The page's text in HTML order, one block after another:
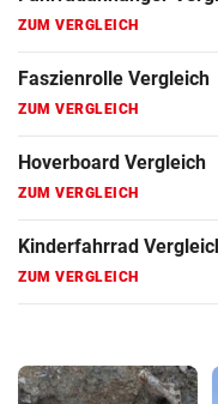
ZUM VERGLEICH
Faszienrolle Vergleich
ZUM VERGLEICH
Hoverboard Vergleich
ZUM VERGLEICH
Kinderfahrrad
ZUM VERGLEICH